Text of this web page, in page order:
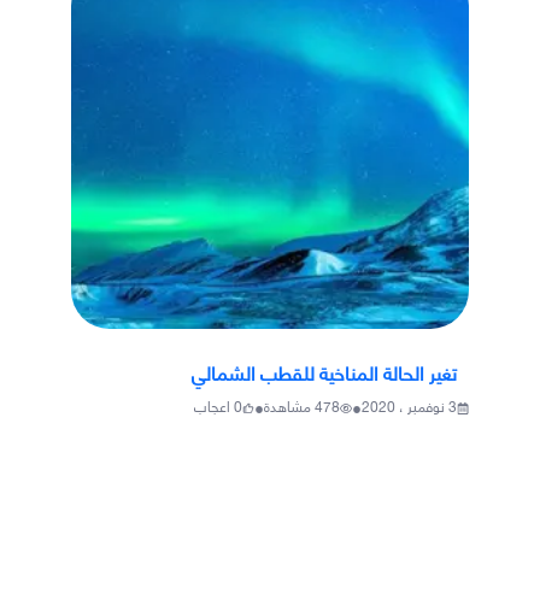
تغير الحالة المناخية للقطب الشمالي
3 نوفمبر ، 2020 •
478مشاهدة•
0اعجاب